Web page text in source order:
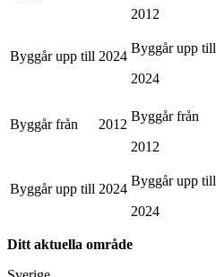
2012
Byggår upp till 2024
Byggår upp till
2024
Byggår från 2012
Byggår från
2012
Byggår upp till 2024
Byggår upp till
2024
Ditt aktuella område